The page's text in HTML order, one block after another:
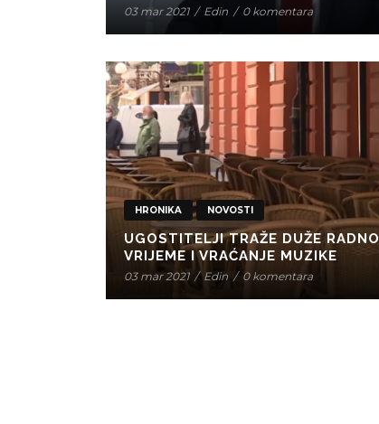
03 mar 2021 / Edin / 0 komentara
HRONIKA NOVOSTI
UGOSTITELJI TRAŽE DUŽE RADNO
VRIJEME I VRAĆANJE MUZIKE
03 mar 2021 / Edin / 0 komentara